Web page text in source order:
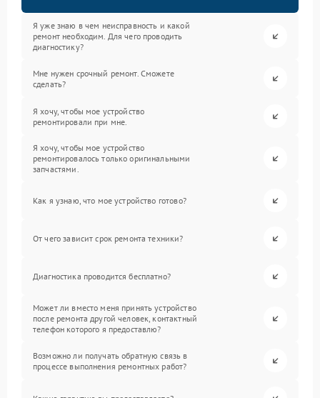
Я уже знаю в чем неисправность и какой
ремонт необходим. Для чего проводить
диагностику?
Мне нужен срочный ремонт. Сможете
сделать?
Я хочу, чтобы мое устройство
ремонтировали при мне.
Я хочу, чтобы мое устройство
ремонтировалось только оригинальными
запчастями.
Как я узнаю, что мое устройство готово?
От чего зависит срок ремонта техники?
Диагностика проводится бесплатно?
Может ли вместо меня принять устройство
после ремонта другой человек, контактный
телефон которого я предоставлю?
Возможно ли получать обратную связь в
процессе выполнения ремонтных работ?